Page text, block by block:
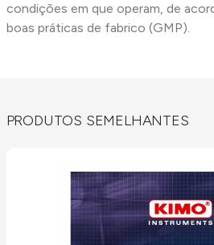
condições em que operam, de
boas práticas de fabrico (GMP).
PRODUTOS SEMELHANTES